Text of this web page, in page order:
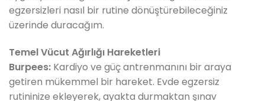
egzersizleri nasıl bir rutine dönüştürebileceğiniz
üzerinde duracağım.
Temel Vücut Ağırlığı Hareketleri
Burpees: Kardiyo ve güç antrenmanını bir araya
getiren mükemmel bir hareket. Evde egzersiz
rutininize ekleyerek, ayakta durmaktan şınav